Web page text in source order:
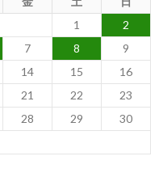
1
2
7 8
9
14 15
16
21 22
23
28 29
30